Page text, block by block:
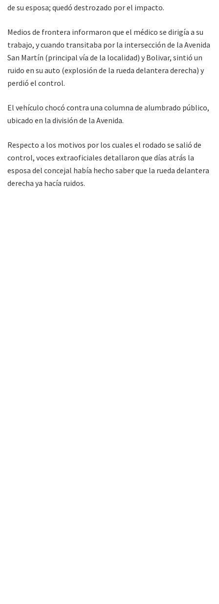
de su esposa; quedó destrozado por el impacto.
Medios de frontera informaron que el médico se dirigía a su
trabajo, y cuando transitaba por la intersección de la Avenida
San Martín (principal vía de la localidad) y Bolivar, sintió un
ruido en su auto (explosión de la rueda delantera derecha) y
perdió el control.
El vehículo chocó contra una columna de alumbrado público,
ubicado en la división de la Avenida.
Respecto a los motivos por los cuales el rodado se salió de
control, voces extraoficiales detallaron que días atrás la
esposa del concejal había hecho saber que la rueda delantera
derecha ya hacía ruidos.